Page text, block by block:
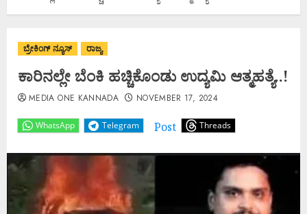
ಬ್ರೇಕಿಂಗ್ ನ್ಯೂಸ್ ರಾಜ್ಯ
ಕಾರಿನಲ್ಲೇ ಬೆಂಕಿ ಹಚ್ಚಿಕೊಂಡು ಉದ್ಯಮಿ ಆತ್ಮಹತ್ಯೆ..!
WhatsApp Telegram Post Threads
MEDIA ONE KANNADA NOVEMBER 17, 2024